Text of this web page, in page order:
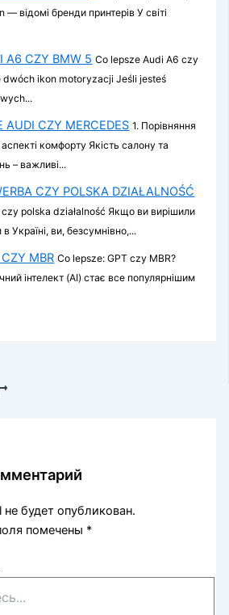
— відомі бренди принтерів У світі
A6 CZY BMW 5 Co lepsze Audi A6 czy
dwóch ikon motoryzacji Jeśli jesteś
AUDI CZY MERCEDES 1. Порівняння
комфорту Якість салону та
– важливі...
CZY POLSKA DZIAŁALNOŚĆ
polska działalność Якщо ви вирішили
Україні, ви, безсумнівно,...
MBR Co lepsze: GPT czy MBR?
інтелект (AI) стає все популярнішим
будет опубликован.
помечены *